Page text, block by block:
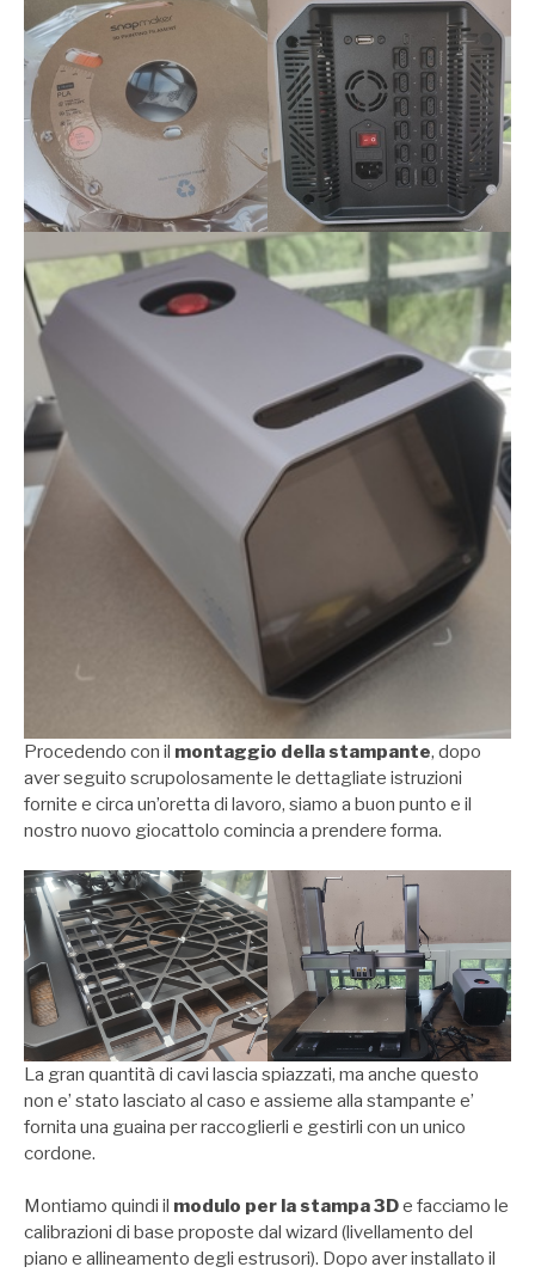
Procedendo con il montaggio della stampante, dopo
aver seguito scrupolosamente le dettagliate istruzioni
fornite e circa un’oretta di lavoro, siamo a buon punto e il
nostro nuovo giocattolo comincia a prendere forma.
La gran quantità di cavi lascia spiazzati, ma anche questo
non e’ stato lasciato al caso e assieme alla stampante e’
fornita una guaina per raccoglierli e gestirli con un unico
cordone.
Montiamo quindi il modulo per la stampa 3De facciamo le
calibrazioni di base proposte dal wizard (livellamento del
piano e allineamento degli estrusori). Dopo aver installato il